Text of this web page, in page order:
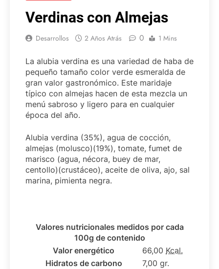
Verdinas con Almejas
Desarrollos 2 Años Atrás 0 1 Mins
La alubia verdina es una variedad de haba de
pequeño tamaño color verde esmeralda de
gran valor gastronómico. Este maridaje
típico con almejas hacen de esta mezcla un
menú sabroso y ligero para en cualquier
época del año.
Alubia verdina (35%), agua de cocción,
almejas (molusco)(19%), tomate, fumet de
marisco (agua, nécora, buey de mar,
centollo)(crustáceo), aceite de oliva, ajo, sal
marina, pimienta negra.
Valores nutricionales medidos por cada
100g de contenido
Valor energético
66,00 Kcal.
Hidratos de carbono
7,00 gr.